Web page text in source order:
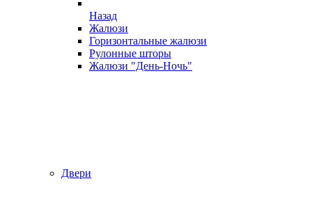
Назад
Жалюзи
Горизонтальные жалюзи
Рулонные шторы
Жалюзи "День-Ночь"
Двери